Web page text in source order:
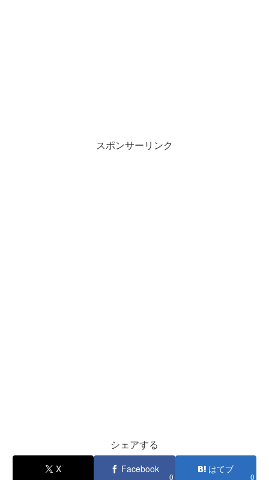
スポンサーリンク
シェアする
X Facebook
0
はてブ
0